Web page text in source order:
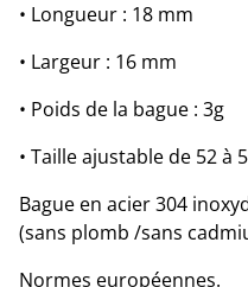
• Longueur : 18 mm
• Largeur : 16 mm
• Poids de la bague : 3g
• Taille ajustable de 52 à
Bague en acier 304
(sans plomb /sans
Normes européennes.